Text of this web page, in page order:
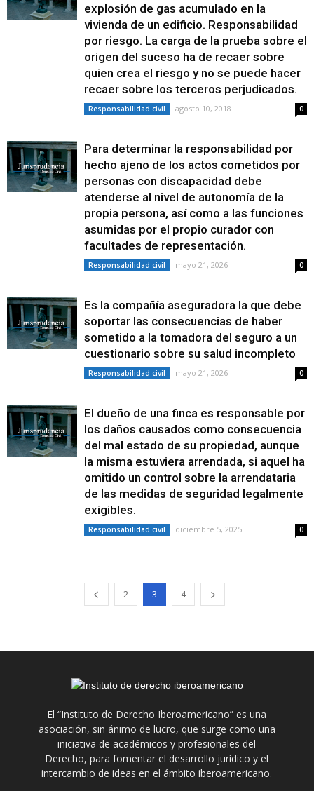
explosión de gas acumulado en la
vivienda de un edificio. Responsabilidad
por riesgo. La carga de la prueba sobre el
origen del suceso ha de recaer sobre
quien crea el riesgo y no se puede hacer
recaer sobre los terceros perjudicados.
Responsabilidad civil agosto 10, 2018 0
Para determinar la responsabilidad por
hecho ajeno de los actos cometidos por
personas con discapacidad debe
atenderse al nivel de autonomía de la
propia persona, así como a las funciones
asumidas por el propio curador con
facultades de representación.
Responsabilidad civil mayo 21, 2026 0
Es la compañía aseguradora la que debe
soportar las consecuencias de haber
sometido a la tomadora del seguro a un
cuestionario sobre su salud incompleto
Responsabilidad civil mayo 21, 2026 0
El dueño de una finca es responsable por
los daños causados como consecuencia
del mal estado de su propiedad, aunque
la misma estuviera arrendada, si aquel ha
omitido un control sobre la arrendataria
de las medidas de seguridad legalmente
exigibles.
Responsabilidad civil diciembre 5, 2025 0
2 3 4
El “Instituto de Derecho Iberoamericano” es una
asociación, sin ánimo de lucro, que surge como una
iniciativa de académicos y profesionales del
Derecho, para fomentar el desarrollo jurídico y el
intercambio de ideas en el ámbito iberoamericano.